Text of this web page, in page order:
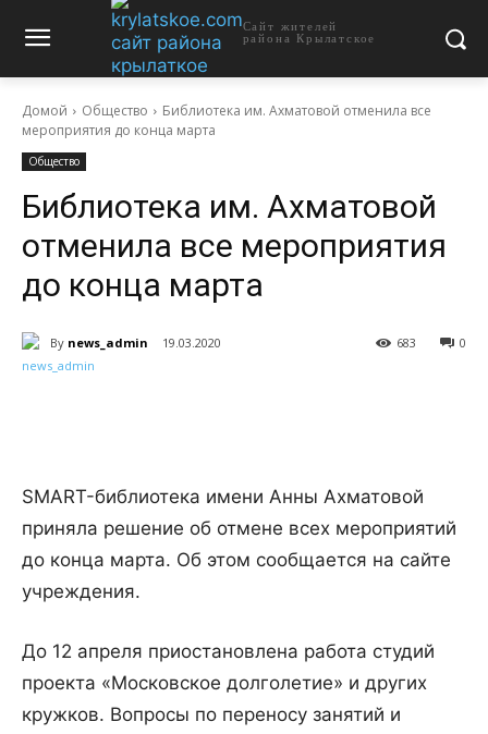
Сайт жителей
района Крылатское
Домой Общество
Библиотека им. Ахматовой отменила все
мероприятия до конца марта
Общество
Библиотека им. Ахматовой
отменила все мероприятия
до конца марта
By news_admin 19.03.2020 0
683
SMART-библиотека имени Анны Ахматовой
приняла решение об отмене всех мероприятий
до конца марта. Об этом сообщается на сайте
учреждения.
До 12 апреля приостановлена работа студий
проекта «Московское долголетие» и других
кружков. Вопросы по переносу занятий и